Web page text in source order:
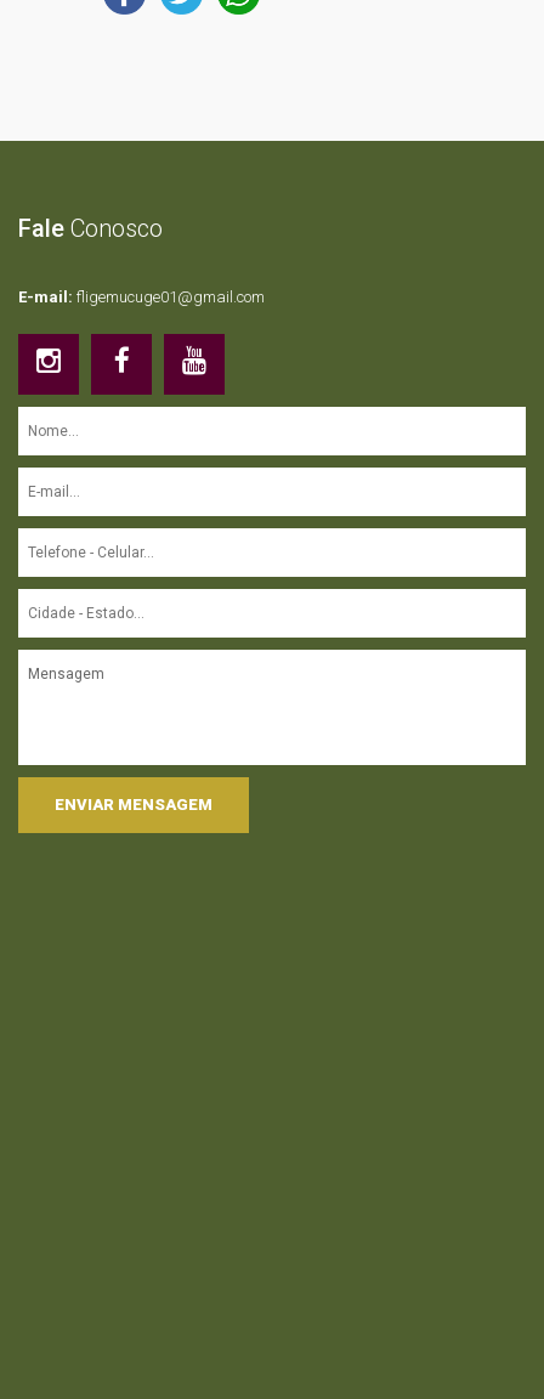
Fale Conosco
E-mail: fligemucuge01@gmail.com